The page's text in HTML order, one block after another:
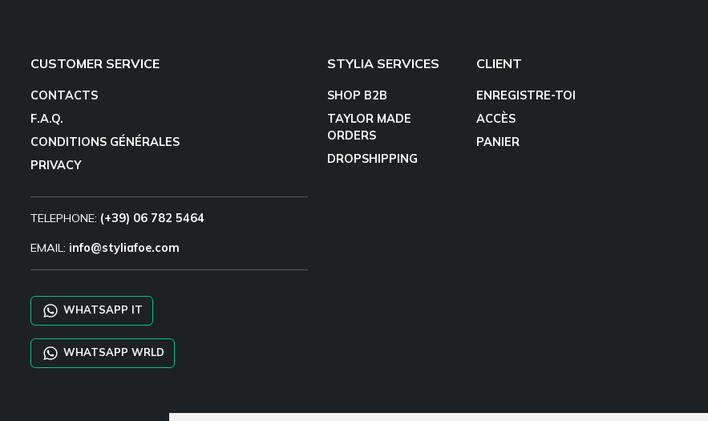
CUSTOMER SERVICE
CONTACTS
F.A.Q.
CONDITIONS GÉNÉRALES
PRIVACY
TELEPHONE: (+39) 06 782 5464
EMAIL: info@styliafoe.com
WHATSAPP IT
WHATSAPP WRLD
STYLIA SERVICES
SHOP B2B
TAYLOR MADE
ORDERS
DROPSHIPPING
CLIENT
ENREGISTRE-TOI
ACCÈS
PANIER